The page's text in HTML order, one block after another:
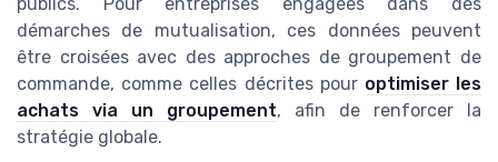
publics. Pour entreprises engagées dans des
démarches de mutualisation, ces données peuvent
être croisées avec des approches de groupement de
commande, comme celles décrites pour optimiser les
achats via un groupement, afin de renforcer la
stratégie globale.